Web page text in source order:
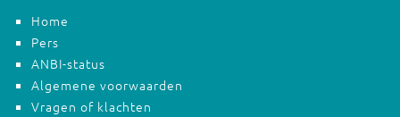
Home
Pers
ANBI-status
Algemene voorwaarden
Vragen of klachten